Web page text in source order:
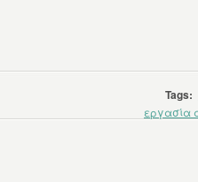
Tags:
εργασία